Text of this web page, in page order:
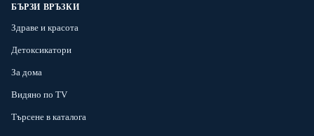
БЪРЗИ ВРЪЗКИ
Здраве и красота
Детоксикатори
За дома
Видяно по TV
Търсене в каталога